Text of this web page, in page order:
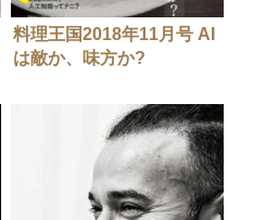
料理王国2018年11月号 AI
は敵か、味方か?